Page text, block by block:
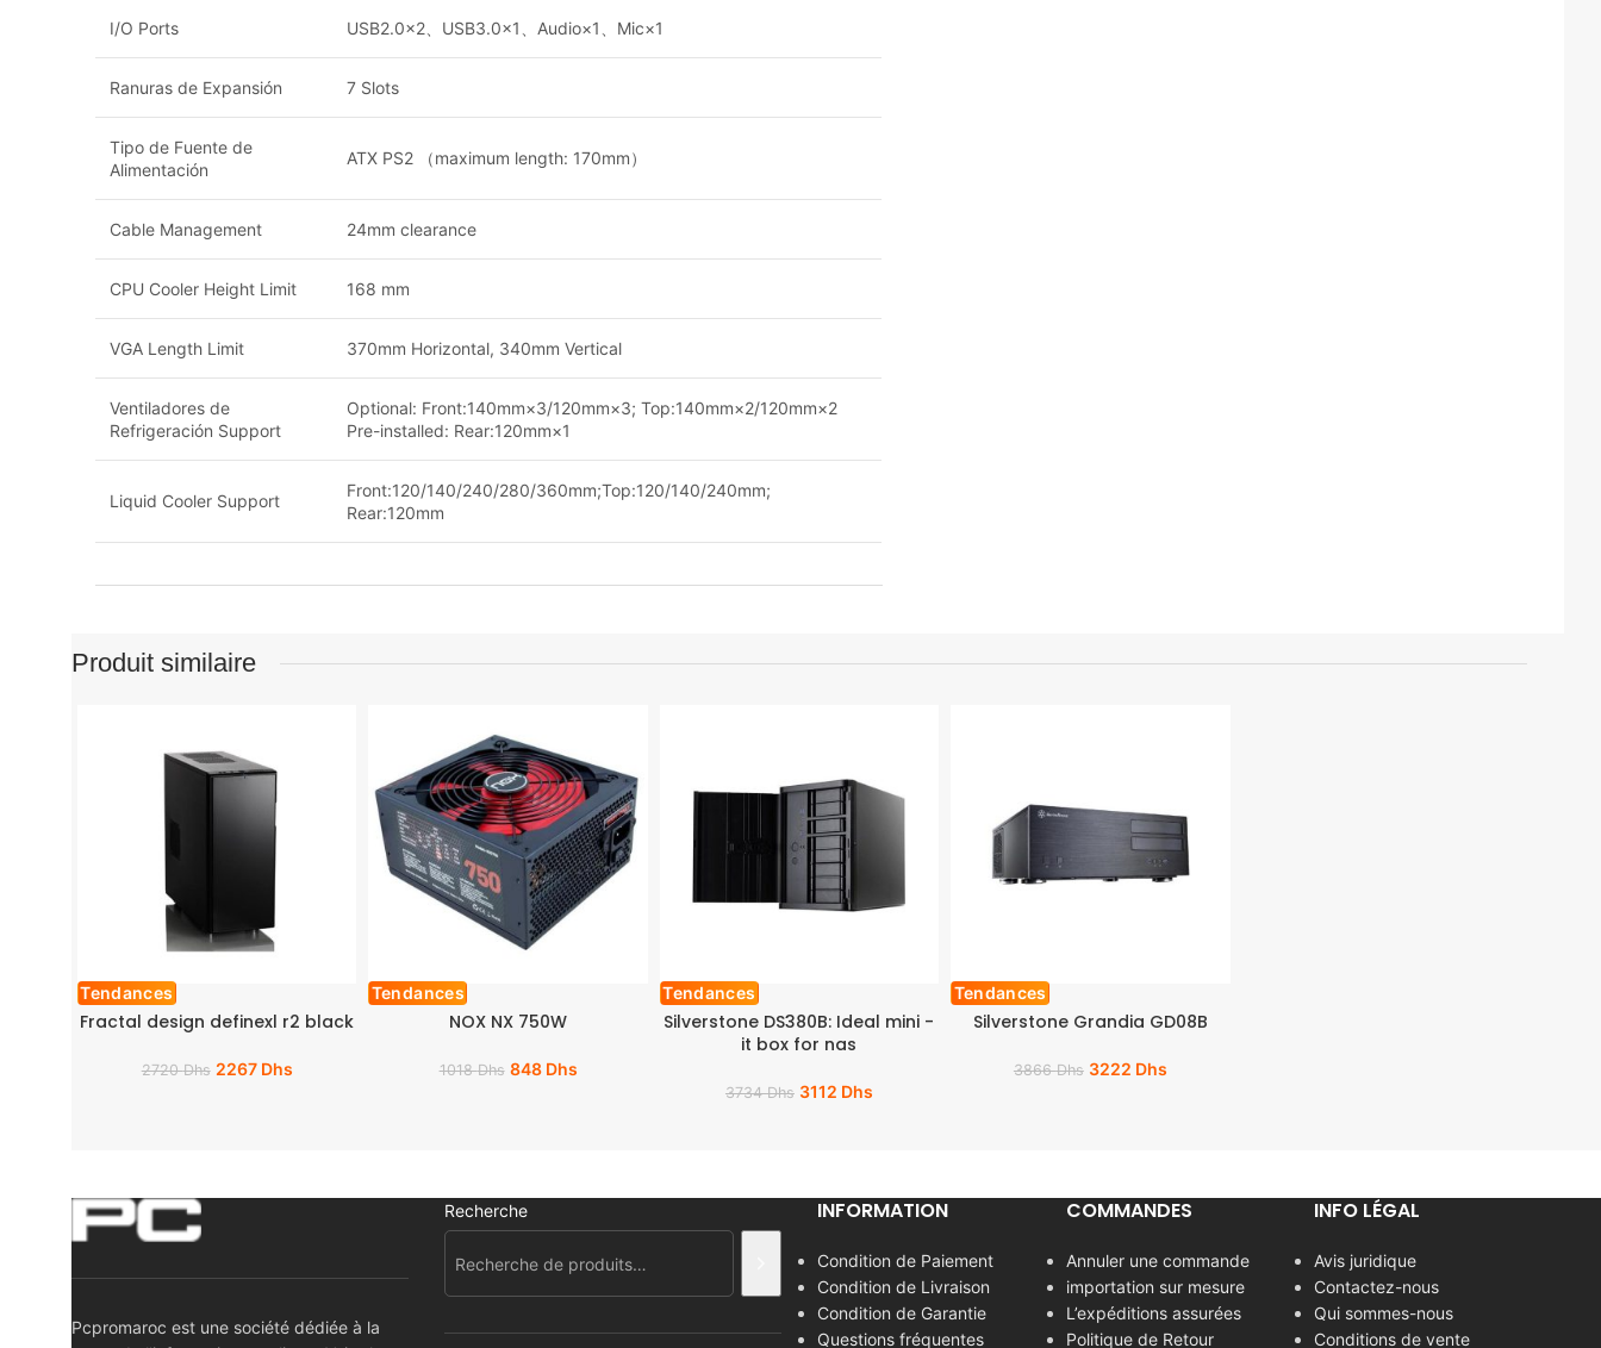
I/O Ports USB2.0×2、USB3.0×1、Audio×1、Mic×1
Ranuras de Expansión 7 Slots
Tipo de Fuente de
Alimentación
ATX PS2 （maximum length: 170mm）
Cable Management 24mm clearance
CPU Cooler Height Limit 168 mm
VGA Length Limit 370mm Horizontal, 340mm Vertical
Ventiladores de
Refrigeración Support
Optional: Front:140mm×3/120mm×3; Top:140mm×2/120mm×2
Pre-installed: Rear:120mm×1
Liquid Cooler Support
Front:120/140/240/280/360mm;Top:120/140/240mm;
Rear:120mm
Produit similaire
Tendances
Fractal design definexl r2 black
2720Dhs 2267 Dhs
Tendances
NOX NX 750W
1018Dhs 848 Dhs
Tendances
Silverstone DS380B: Ideal mini -
it box for nas
3734Dhs 3112 Dhs
Tendances
Silverstone Grandia GD08B
3866Dhs 3222 Dhs
Pcpromaroc est une société dédiée à la
Recherche INFORMATION
Condition de Paiement
Condition de Livraison
Condition de Garantie
Questions fréquentes
COMMANDES
Annuler une commande
importation sur mesure
L’expéditions assurées
Politique de Retour
INFO LÉGAL
Avis juridique
Contactez-nous
Qui sommes-nous
Conditions de vente